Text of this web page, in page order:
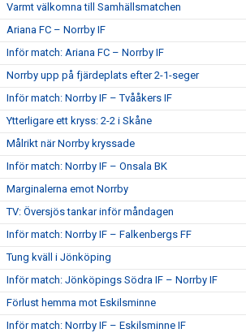
Varmt välkomna till Samhällsmatchen
Ariana FC – Norrby IF
Inför match: Ariana FC – Norrby IF
Norrby upp på fjärdeplats efter 2-1-seger
Inför match: Norrby IF – Tvååkers IF
Ytterligare ett kryss: 2-2 i Skåne
Målrikt när Norrby kryssade
Inför match: Norrby IF – Onsala BK
Marginalerna emot Norrby
TV: Översjös tankar inför måndagen
Inför match: Norrby IF – Falkenbergs FF
Tung kväll i Jönköping
Inför match: Jönköpings Södra IF – Norrby IF
Förlust hemma mot Eskilsminne
Inför match: Norrby IF – Eskilsminne IF